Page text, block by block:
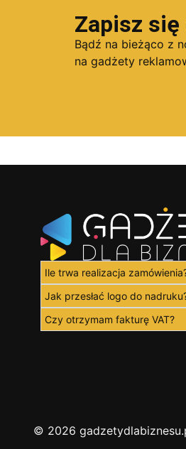
Zapisz
Bądź na bieżąco z
na gadżety
Ile trwa realizacja
Jak przesłać logo do
Czy otrzymam fakturę VAT?
© 2026